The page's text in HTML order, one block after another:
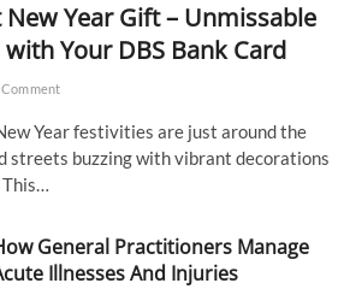
Year Gift – Unmissable
Your DBS Bank Card
Comment
Year festivities are just around the
streets buzzing with vibrant decorations
This…
General Practitioners Manage
Illnesses And Injuries